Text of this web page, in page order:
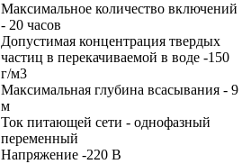
Максимальное количество включений
- 20 часов
Допустимая концентрация твердых
частиц в перекачиваемой в воде -150
г/м3
Максимальная глубина всасывания - 9
м
Ток питающей сети - однофазный
переменный
Напряжение -220 В